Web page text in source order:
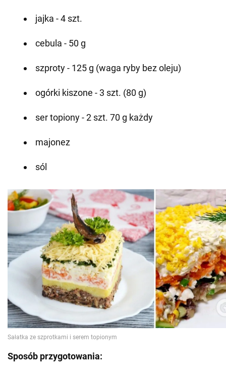
jajka - 4 szt.
cebula - 50 g
szproty - 125 g (waga ryby bez oleju)
ogórki kiszone - 3 szt. (80 g)
ser topiony - 2 szt. 70 g każdy
majonez
sól
Sposób przygotowania: